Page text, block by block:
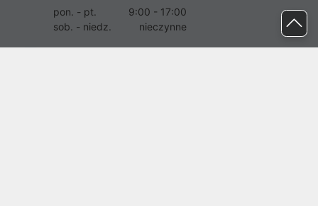
pon. - pt.
9:00 - 17:00
sob. - niedz.
nieczynne